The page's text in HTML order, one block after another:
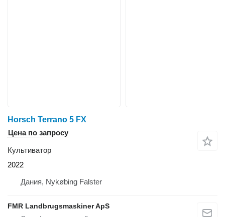
Horsch Terrano 5 FX
Цена по запросу
Культиватор
2022
Дания, Nykøbing Falster
FMR Landbrugsmaskiner ApS